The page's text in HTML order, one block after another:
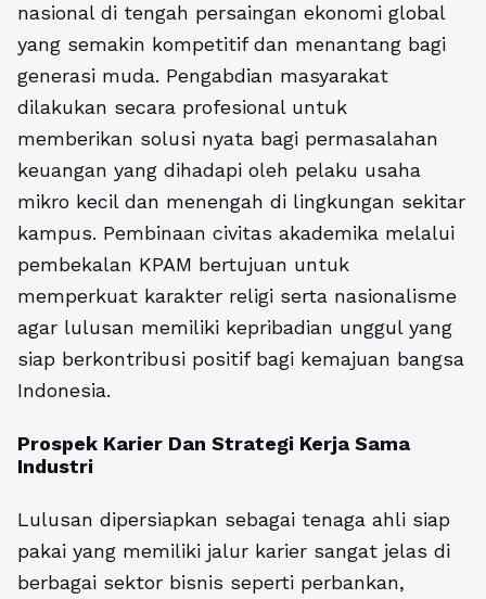
nasional di tengah persaingan ekonomi global
yang semakin kompetitif dan menantang bagi
generasi muda. Pengabdian masyarakat
dilakukan secara profesional untuk
memberikan solusi nyata bagi permasalahan
keuangan yang dihadapi oleh pelaku usaha
mikro kecil dan menengah di lingkungan sekitar
kampus. Pembinaan civitas akademika melalui
pembekalan KPAM bertujuan untuk
memperkuat karakter religi serta nasionalisme
agar lulusan memiliki kepribadian unggul yang
siap berkontribusi positif bagi kemajuan bangsa
Indonesia.
Prospek Karier Dan Strategi Kerja Sama
Industri
Lulusan dipersiapkan sebagai tenaga ahli siap
pakai yang memiliki jalur karier sangat jelas di
berbagai sektor bisnis seperti perbankan,